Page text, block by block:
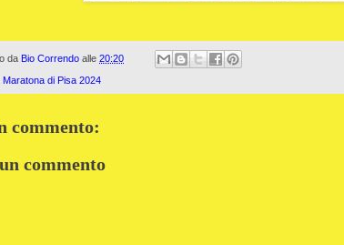
da Bio Correndo alle 20:20
Maratona di Pisa 2024
commento:
commento